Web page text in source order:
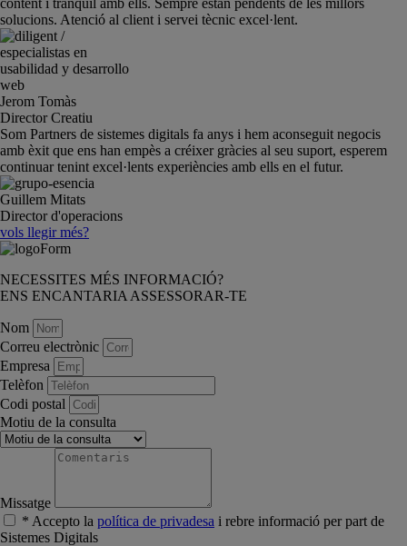
solucions. Atenció al client i servei tècnic excel·lent.
Jerom Tomàs
Director Creatiu
Som Partners de sistemes digitals fa anys i hem aconseguit negocis
amb èxit que ens han empès a créixer gràcies al seu suport, esperem
continuar tenint excel·lents experiències amb ells en el futur.
Guillem Mitats
Director d'operacions
vols llegir més?
NECESSITES MÉS INFORMACIÓ?
ENS ENCANTARIA ASSESSORAR-TE
Nom
Correu electrònic
Empresa
Telèfon
Codi postal
Motiu de la consulta
Missatge
* Accepto la política de privadesa i rebre informació per part de
Sistemes Digitals